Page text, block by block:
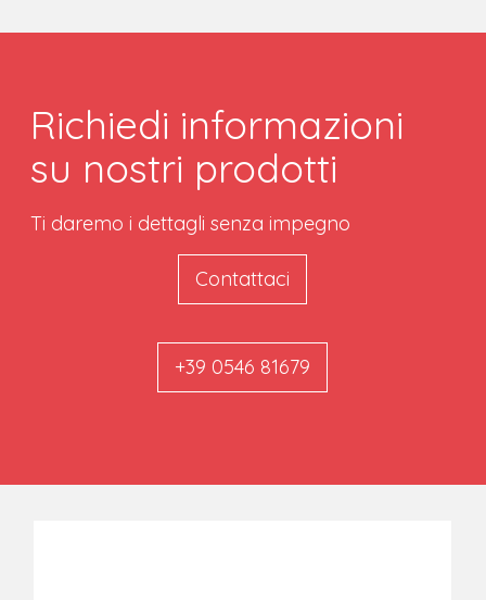
Richiedi informazioni
su nostri prodotti
Ti daremo i dettagli senza impegno
Contattaci
+39 0546 81679